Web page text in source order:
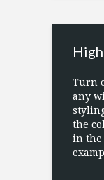
Turn
any
the
in the